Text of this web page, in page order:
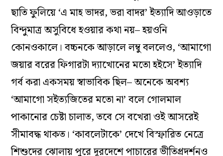
ছাতি ফুলিয়ে ‘এ মাহ ভাদর, ভরা বাদর’ ইত্যাদি আওড়াতে
বিন্দুমাত্র অসুবিধে হওয়ার কথা নয়– হয়ওনি
কোনওকালে। বচ্চনকে আড়ালে লম্বু বললেও, ‘আমাগো
জয়ার বরের ফিগারটা দ্যাখোনের মতো হইসে’ ইত্যাদি
গর্ব করা একসময় স্বাভাবিক ছিল– অনেকে অবশ্য
‘আমাগো সইত্যজিতের মতো না’ বলে গোলমাল
পাকানোর চেষ্টা চালাত, তবে সে বখেরা ওই আসরেই
সীমাবদ্ধ থাকত। ‘কাবলেটাকে’ দেখে বিস্ফারিত নেত্রে
শিশুদের ঝোলায় পুরে দূরদেশে পাচারের ভীতিপ্রদর্শনও